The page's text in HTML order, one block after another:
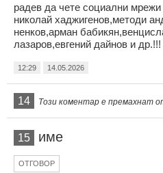
радев да чете социални
николай хаджигенов,методи
ненков,арман
лазаров,евгений дайнов и др.!!!
12:29 14.05.2026
14 Този коментар е премахнат
15 име
ОТГОВОР